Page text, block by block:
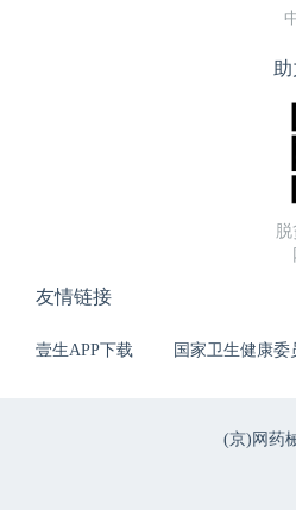
友情链接
壹生APP下载 国家卫生健康委
(京)网药